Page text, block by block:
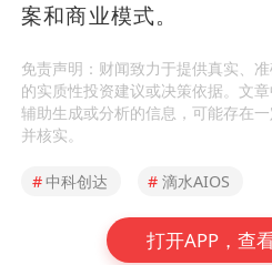
案和商业模式。
免责声明：财闻致力于提供真实、
的实质性投资建议或决策依据。文
辅助生成或分析的信息，可能存在
并核实。
#中科创达 # 滴水AIOS
打开APP，查